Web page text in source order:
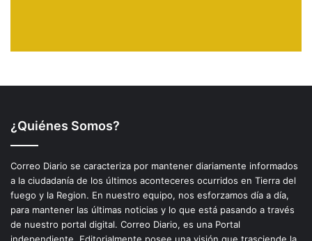
¿Quiénes Somos?
Correo Diario se caracteriza por mantener diariamente informados
a la ciudadanía de los últimos aconteceres ocurridos en Tierra del
fuego y la Region. En nuestro equipo, nos esforzamos día a día,
para mantener las últimas noticias y lo que está pasando a través
de nuestro portal digital. Correo Diario, es una Portal
independiente. Editorialmente posee una visión que trasciende la